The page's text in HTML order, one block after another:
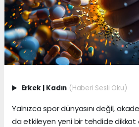
Erkek | Kadın (Haberi Sesli Oku)
Yalnızca spor dünyasını değil,
da etkileyen yeni bir tehdide dikkat